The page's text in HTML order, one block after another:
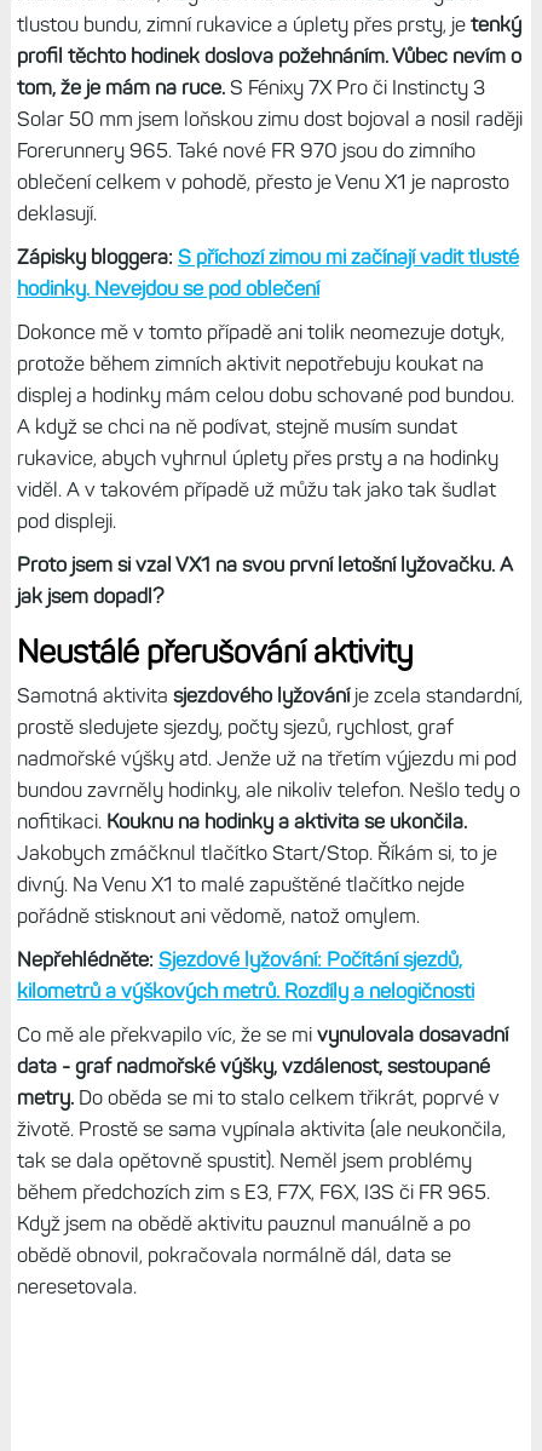
tlustou bundu, zimní rukavice a úplety přes prsty, je tenký
profil těchto hodinek doslova požehnáním. Vůbec nevím o
tom, že je mám na ruce. S Fénixy 7X Pro či Instincty 3
Solar 50 mm jsem loňskou zimu dost bojoval a nosil raději
Forerunnery 965. Také nové FR 970 jsou do zimního
oblečení celkem v pohodě, přesto je Venu X1 je naprosto
deklasují.
Zápisky bloggera: S příchozí zimou mi začínají vadit tlusté
hodinky. Nevejdou se pod oblečení
Dokonce mě v tomto případě ani tolik neomezuje dotyk,
protože během zimních aktivit nepotřebuju koukat na
displej a hodinky mám celou dobu schované pod bundou.
A když se chci na ně podívat, stejně musím sundat
rukavice, abych vyhrnul úplety přes prsty a na hodinky
viděl. A v takovém případě už můžu tak jako tak šudlat
pod displeji.
Proto jsem si vzal VX1 na svou první letošní lyžovačku. A
jak jsem dopadl?
Neustálé přerušování aktivity
Samotná aktivita sjezdového lyžováníje zcela standardní,
prostě sledujete sjezdy, počty sjezů, rychlost, graf
nadmořské výšky atd. Jenže už na třetím výjezdu mi pod
bundou zavrněly hodinky, ale nikoliv telefon. Nešlo tedy o
nofitikaci. Kouknu na hodinky a aktivita se ukončila.
Jakobych zmáčknul tlačítko Start/Stop. Říkám si, to je
divný. Na Venu X1 to malé zapuštěné tlačítko nejde
pořádně stisknout ani vědomě, natož omylem.
Nepřehlédněte: Sjezdové lyžování: Počítání sjezdů,
kilometrů a výškových metrů. Rozdíly a nelogičnosti
Co mě ale překvapilo víc, že se mi vynulovala dosavadní
data - graf nadmořské výšky, vzdálenost, sestoupané
metry. Do oběda se mi to stalo celkem třikrát, poprvé v
životě. Prostě se sama vypínala aktivita (ale neukončila,
tak se dala opětovně spustit). Neměl jsem problémy
během předchozích zim s E3, F7X, F6X, I3S či FR 965.
Když jsem na obědě aktivitu pauznul manuálně a po
obědě obnovil, pokračovala normálně dál, data se
neresetovala.